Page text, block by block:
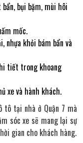
bụi bặm, mùi hôi
mốc.
nhựa khỏi bám bẩn và
tiết trong khoang
xe và hành khách.
tô tại nhà ở Quận 7 mà
sóc xe sẽ mang lại sự
gian cho khách hàng.